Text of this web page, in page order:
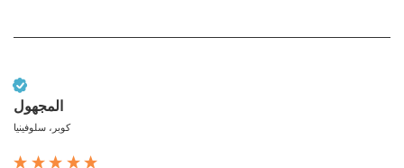
المجهول
كوبر، سلوفينيا